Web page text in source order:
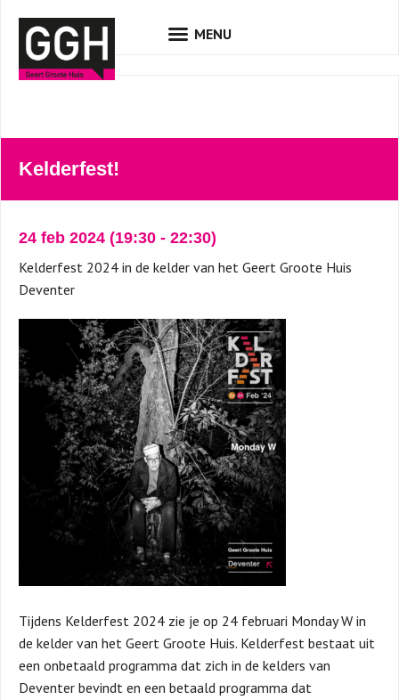
Kelderfest!
24 feb 2024 (19:30 - 22:30)
Kelderfest 2024 in de kelder van het Geert Groote Huis
Deventer
Tijdens Kelderfest 2024 zie je op 24 februari Monday W in
de kelder van het Geert Groote Huis. Kelderfest bestaat uit
een onbetaald programma dat zich in de kelders van
Deventer bevindt en een betaald programma dat